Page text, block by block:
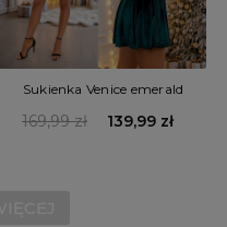
Sukienka Venice emerald
169,99 zł 139,99 zł